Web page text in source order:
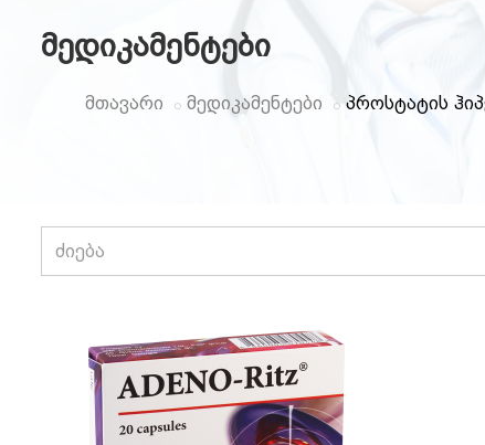
მედიკამენტები
მთავარი მედიკამენტები პროსტატის